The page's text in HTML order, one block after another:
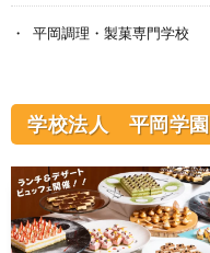
平岡調理・製菓専門学校
学校法人 平岡学園